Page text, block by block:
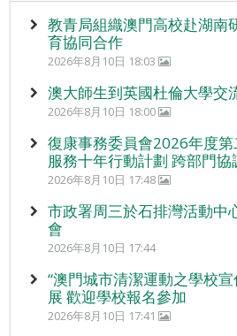
教青局組織澳門高校赴湖南
育協同合作
2026年8月10日 18:03
澳大師生到英國杜倫大學交
2026年8月10日 18:00
復康事務委員會2026年度
服務十年行動計劃 跨部門
2026年8月10日 17:48
市政署周三於石排灣活動中
會
2026年8月10日 17:44
“澳門城市清潔運動之學校
展 歡迎學校報名參加
2026年8月10日 17:41